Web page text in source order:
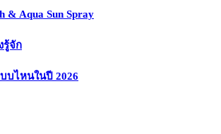
& Aqua Sun Spray
รู้จัก
บไหนในปี 2026